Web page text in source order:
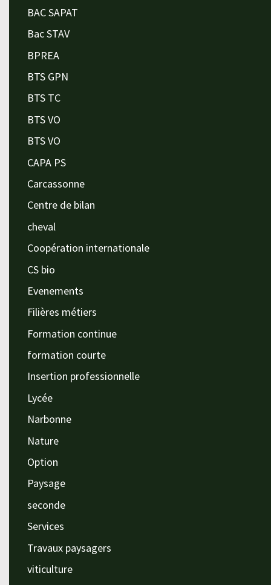
BAC SAPAT
Bac STAV
BPREA
BTS GPN
BTS TC
BTS VO
BTS VO
CAPA PS
Carcassonne
Centre de bilan
cheval
Coopération internationale
CS bio
Evenements
Filières métiers
Formation continue
formation courte
Insertion professionnelle
Lycée
Narbonne
Nature
Option
Paysage
seconde
Services
Travaux paysagers
viticulture